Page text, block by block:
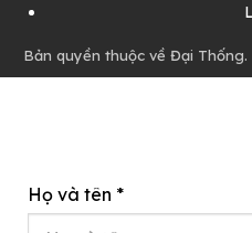
Bản quyền thuộc về Đại
Họ và tên *